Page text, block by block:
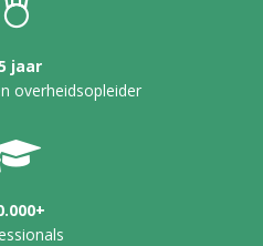
jaar
overheidsopleider